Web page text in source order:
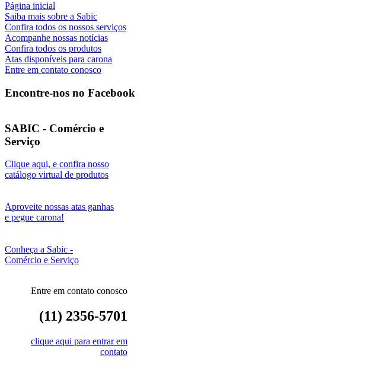
Página inicial
Saiba mais sobre a Sabic
Confira todos os nossos serviços
Acompanhe nossas notícias
Confira todos os produtos
Atas disponíveis para carona
Entre em contato conosco
Encontre-nos no Facebook
SABIC - Comércio e
Serviço
Clique aqui, e confira nosso
catálogo virtual de produtos
Aproveite nossas atas ganhas
e pegue carona!
Conheça a Sabic -
Comércio e Serviço
Entre em contato conosco
(11) 2356-5701
clique aqui para entrar em
contato